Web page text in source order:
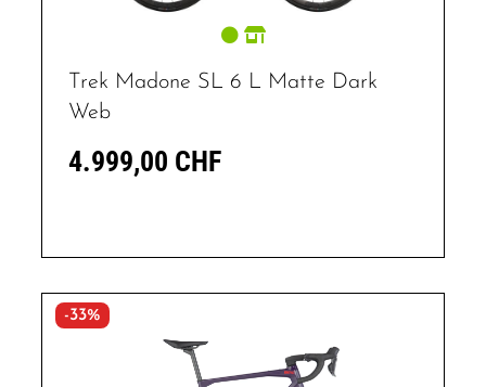
Trek Madone SL 6 L Matte Dark
Web
4.999,00 CHF
-33%